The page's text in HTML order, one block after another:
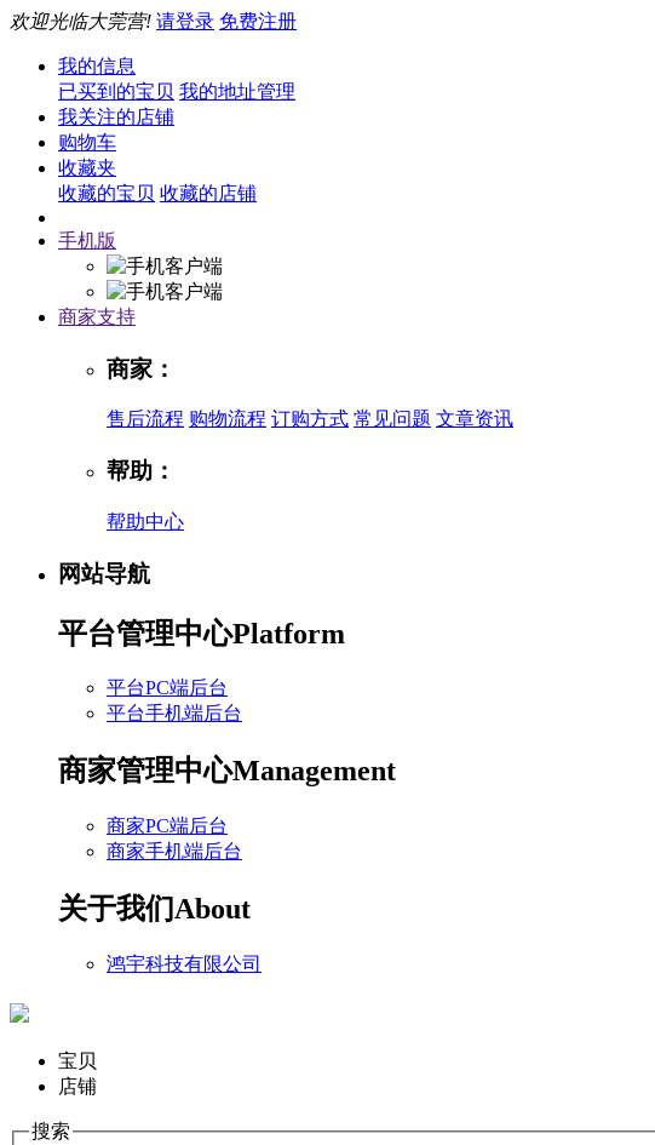
欢迎光临大莞营! 请登录 免费注册
我的信息
已买到的宝贝 我的地址管理
我关注的店铺
购物车
收藏夹
收藏的宝贝 收藏的店铺
手机版
商家支持
商家：
售后流程 购物流程 订购方式 常见问题 文章资讯
帮助：
帮助中心
网站导航
平台管理中心Platform
平台PC端后台
平台手机端后台
商家管理中心Management
商家PC端后台
商家手机端后台
关于我们About
鸿宇科技有限公司
宝贝
店铺
搜索